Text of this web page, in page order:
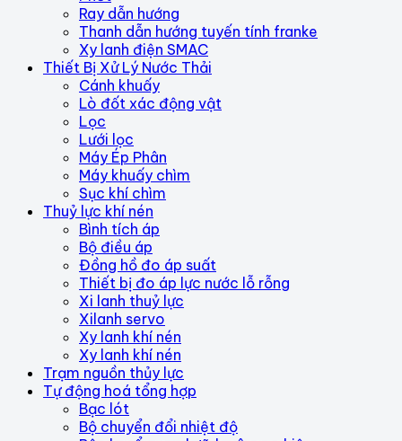
Ray dẫn hướng
Thanh dẫn hướng tuyến tính franke
Xy lanh điện SMAC
Thiết Bị Xử Lý Nước Thải
Cánh khuấy
Lò đốt xác động vật
Lọc
Lưới lọc
Máy Ép Phân
Máy khuấy chìm
Sục khí chìm
Thuỷ lực khí nén
Bình tích áp
Bộ điều áp
Đồng hồ đo áp suất
Thiết bị đo áp lực nước lỗ rỗng
Xi lanh thuỷ lực
Xilanh servo
Xy lanh khí nén
Xy lanh khí nén
Trạm nguồn thủy lực
Tự động hoá tổng hợp
Bạc lót
Bộ chuyển đổi nhiệt độ